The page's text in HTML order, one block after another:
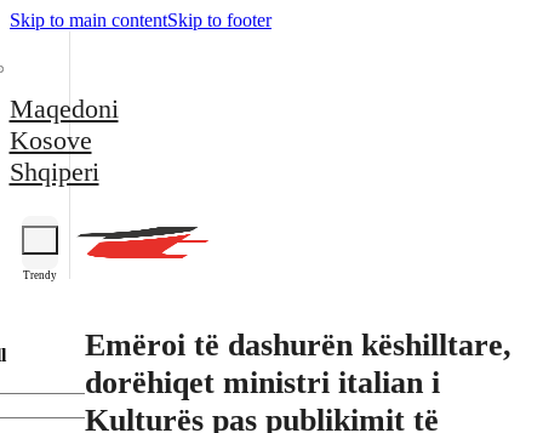
Skip to main contentSkip to footer
Maqedoni
Kosove
Shqiperi
Trendy
Emëroi të dashurën këshilltare,
dorëhiqet ministri italian i
Kulturës pas publikimit të